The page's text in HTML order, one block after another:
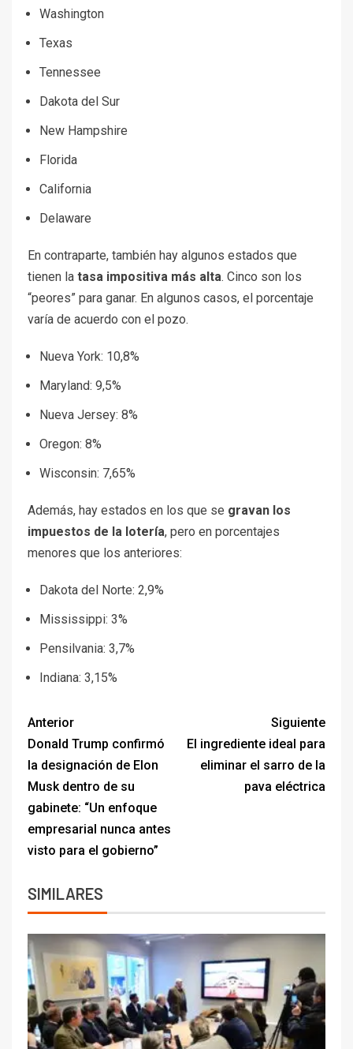
Washington
Texas
Tennessee
Dakota del Sur
New Hampshire
Florida
California
Delaware
En contraparte, también hay algunos estados que
tienen la tasa impositiva más alta. Cinco son los
“peores” para ganar. En algunos casos, el porcentaje
varía de acuerdo con el pozo.
Nueva York: 10,8%
Maryland: 9,5%
Nueva Jersey: 8%
Oregon: 8%
Wisconsin: 7,65%
Además, hay estados en los que se gravan los
impuestos de la lotería, pero en porcentajes
menores que los anteriores:
Dakota del Norte: 2,9%
Mississippi: 3%
Pensilvania: 3,7%
Indiana: 3,15%
Anterior
Donald Trump confirmó
la designación de Elon
Musk dentro de su
gabinete: “Un enfoque
empresarial nunca antes
visto para el gobierno”
Siguiente
El ingrediente ideal para
eliminar el sarro de la
pava eléctrica
SIMILARES